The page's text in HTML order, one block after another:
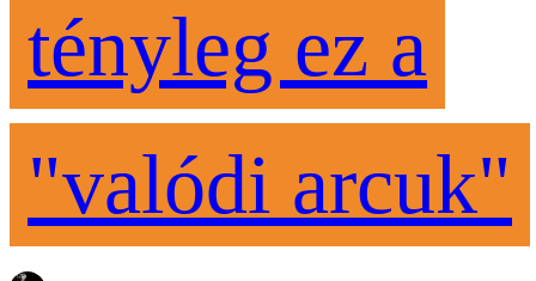
tényleg ez a
"valódi arcuk"